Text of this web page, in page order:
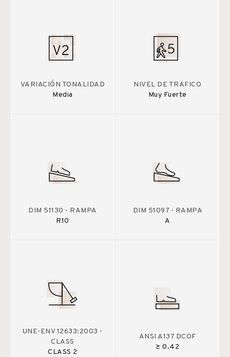
VARIACIÓN TONALIDAD
Media
NIVEL DE TRAFICO
Muy Fuerte
DIM 51130 - RAMPA
R10
DIM 51097 - RAMPA
A
UNE-ENV 12633:2003 -
CLASS
CLASS 2
ANSI A137 DCOF
≥ 0.42